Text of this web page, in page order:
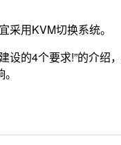
用KVM切换系统。
设的4个要求!”的介绍